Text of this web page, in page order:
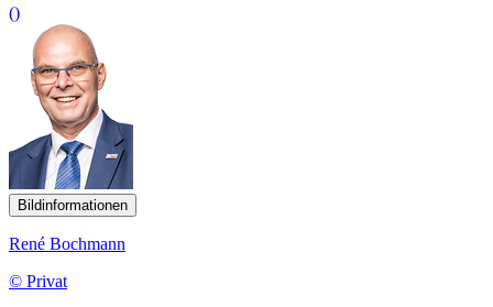
()
Bildinformationen
René Bochmann
© Privat